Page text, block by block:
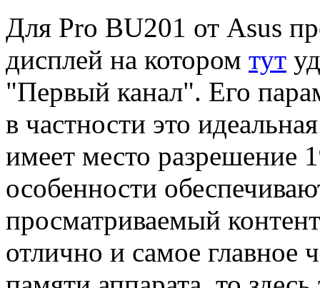
Для Pro BU201 от Asus
дисплей на котором тут
"Первый канал". Его
в частности это
имеет место разрешение
особенности
просматриваемый
отлично и самое главное